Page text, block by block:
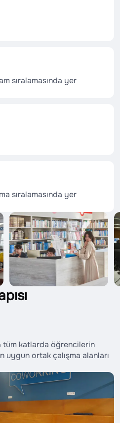
sıralamasında yer
sıralamasında yer
tüm katlarda öğrencilerin
uygun ortak çalışma alanları